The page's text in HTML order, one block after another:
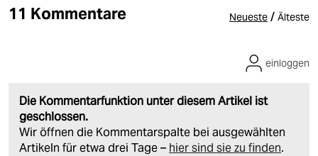
11 Kommentare Neueste / Älteste
Die Kommentarfunktion unter diesem Artikel ist
geschlossen.
Wir öffnen die Kommentarspalte bei ausgewählten
Artikeln für etwa drei Tage – hier sind sie zu finden.
einloggen